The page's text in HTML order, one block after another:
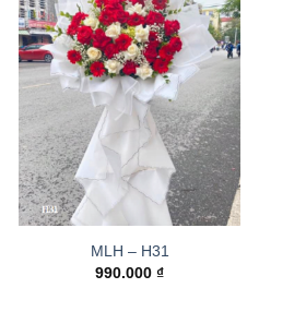
MLH – H31
990.000₫